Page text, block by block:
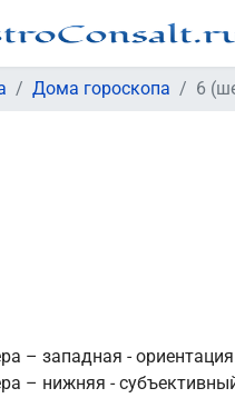
Дома гороскопа 6
– западная -
– нижняя -